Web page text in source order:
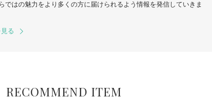
ではの魅力をより多くの方に届けられるよう情報を発信していきま
る
RECOMMEND ITEM